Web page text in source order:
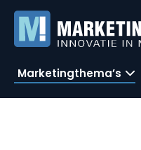
Marketingthema’s